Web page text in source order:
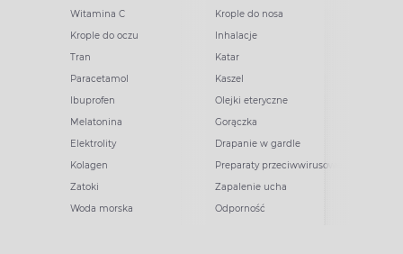
Witamina C
Krople do oczu
Tran
Paracetamol
Ibuprofen
Melatonina
Elektrolity
Kolagen
Zatoki
Woda morska
Krople do nosa
Inhalacje
Katar
Kaszel
Olejki eteryczne
Gorączka
Drapanie w gardle
Preparaty przeciwwirusowe
Zapalenie ucha
Odporność